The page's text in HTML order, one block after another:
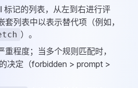
标记的列表，从左到右进行评
列表中以表示替代项（例如，
）。
重程度；当多个规则匹配时，
决定（forbidden > prompt >